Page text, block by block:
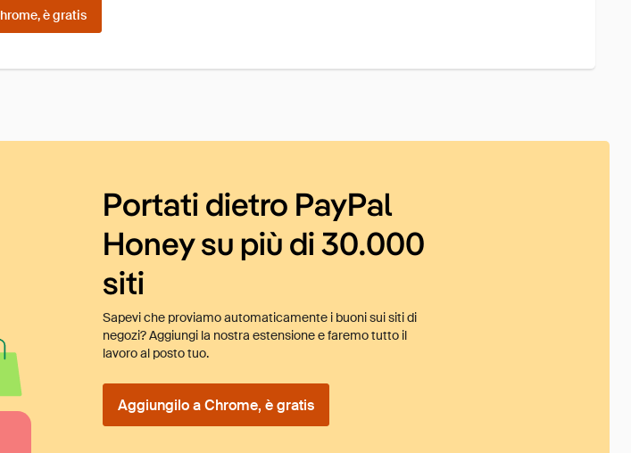
è gratis
Portati dietro PayPal
Honey su più di 30.000
siti
Sapevi che proviamo automaticamente i buoni sui siti di
negozi? Aggiungi la nostra estensione e faremo tutto il
lavoro al posto tuo.
Aggiungilo a Chrome, è gratis